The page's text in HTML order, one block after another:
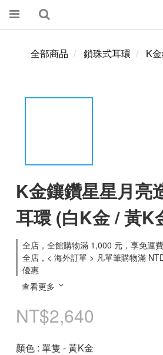
全部商品 鎖珠式耳環 K
K金鑲鑽星星月亮
耳環 (白K金 / 黃K
全店，全館購物滿 1,000 元，享免運
全店，< 海外訂單 > 凡單筆購物滿
優惠
查看更多
NT$2,640
顏色 : 單隻 - 黃K金